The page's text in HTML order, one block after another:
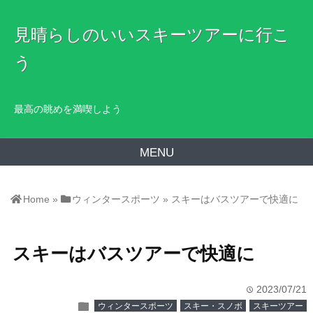
見晴らしのいいスキーツアーに行こ
う
最高の眺めを満喫しよう
MENU
Home » ウィンタースポーツ » スキーはバスツアーで快適に
スキーはバスツアーで快適に
time 2023/07/21
folder ウィンタースポーツ スキー・スノボ スキーツアー